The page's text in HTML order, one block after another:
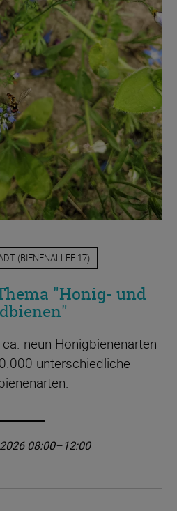
(BIENENALLEE 17)
"Honig- und
neun Honigbienenarten
unterschiedliche
08:00–12:00